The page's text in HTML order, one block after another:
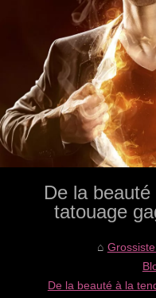
De la
tatouage
De la beauté à la